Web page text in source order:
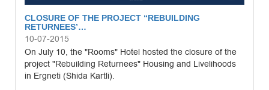
CLOSURE OF THE PROJECT “REBUILDING
RETURNEES’…
10-07-2015
On July 10, the "Rooms" Hotel hosted the closure of the
project "Rebuilding Returnees" Housing and Livelihoods
in Ergneti (Shida Kartli).